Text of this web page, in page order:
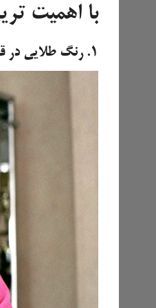
با اهمیت
۱. رنگ طلایی در قسمت سرگرمی و رسانه